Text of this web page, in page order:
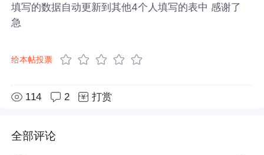
填写的数据自动更新到其他4个人填写的表中 感谢了
急
给本帖投票
114 2 打赏
全部评论